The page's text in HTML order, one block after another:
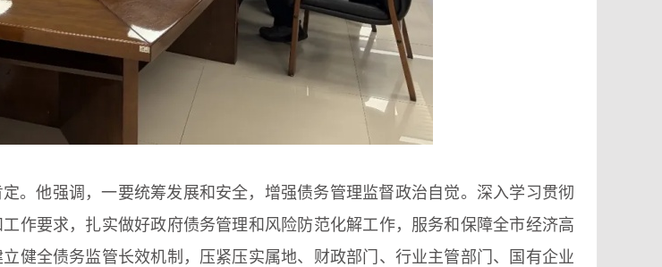
。他强调，一要统筹发展和安全，增强债务管理监督政治自觉。深入学习贯彻
作要求，扎实做好政府债务管理和风险防范化解工作，服务和保障全市经济高
健全债务监管长效机制，压紧压实属地、财政部门、行业主管部门、国有企业